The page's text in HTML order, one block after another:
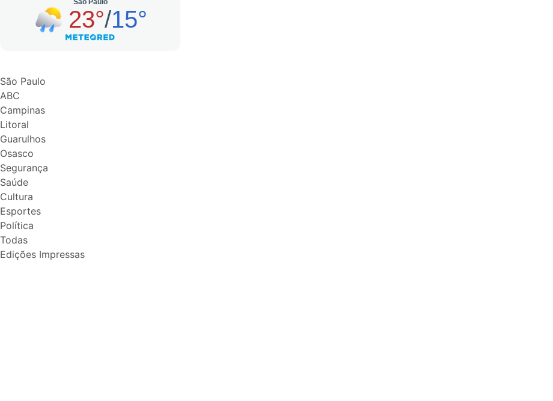
São Paulo
ABC
Campinas
Litoral
Guarulhos
Osasco
Segurança
Saúde
Cultura
Esportes
Política
Todas
Edições Impressas